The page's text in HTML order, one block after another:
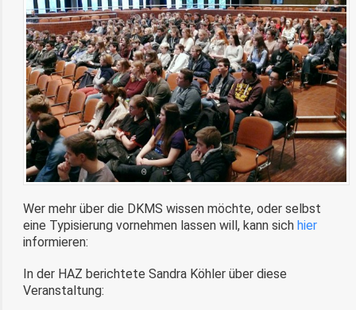
Wer mehr über die DKMS wissen möchte, oder selbst
eine Typisierung vornehmen lassen will, kann sich hier
informieren:
In der HAZ berichtete Sandra Köhler über diese
Veranstaltung: